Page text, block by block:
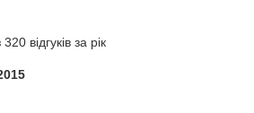
відгуків за рік